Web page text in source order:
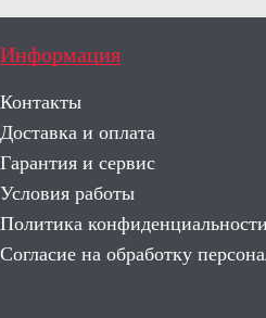
Информация
Контакты
Доставка и оплата
Гарантия и сервис
Условия работы
Политика конфиденциальности
Согласие на обработку